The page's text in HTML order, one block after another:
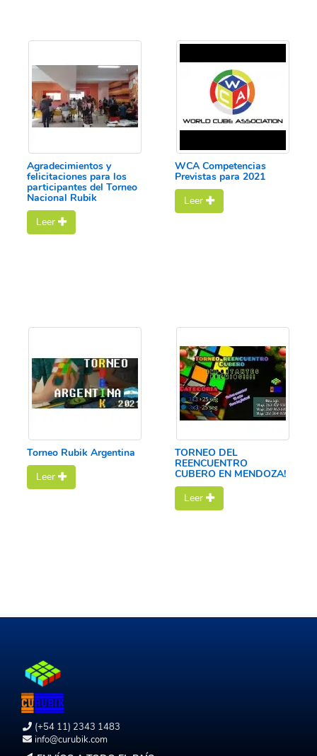
Agradecimientos y
felicitaciones para los
participantes del Torneo
Nacional Rubik
Leer
WCA Competencias
Previstas para 2021
Leer
Torneo Rubik Argentina
Leer
TORNEO DEL
REENCUENTRO
CUBERO EN MENDOZA!
Leer
(+54 11) 2343 1483
info@curubik.com